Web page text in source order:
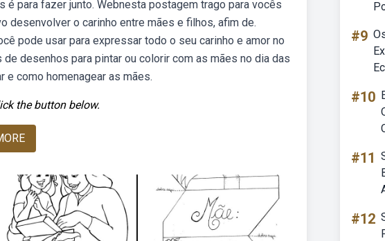
é para fazer junto. Webnesta postagem trago para vocês
desenvolver o carinho entre mães e filhos, afim de.
pode usar para expressar todo o seu carinho e amor no
desenhos para pintar ou colorir com as mães no dia das
e como homenagear as mães.
the button below.
#9
#10
#11
#12